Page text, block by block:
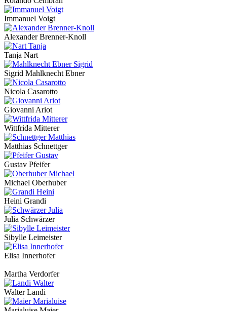
Immanuel Voigt
Alexander Brenner-Knoll
Tanja Nart
Sigrid Mahlknecht Ebner
Nicola Casarotto
Giovanni Ariot
Wittfrida Mitterer
Matthias Schnettger
Gustav Pfeifer
Michael Oberhuber
Heini Grandi
Julia Schwärzer
Sibylle Leimeister
Elisa Innerhofer
Martha Verdorfer
Walter Landi